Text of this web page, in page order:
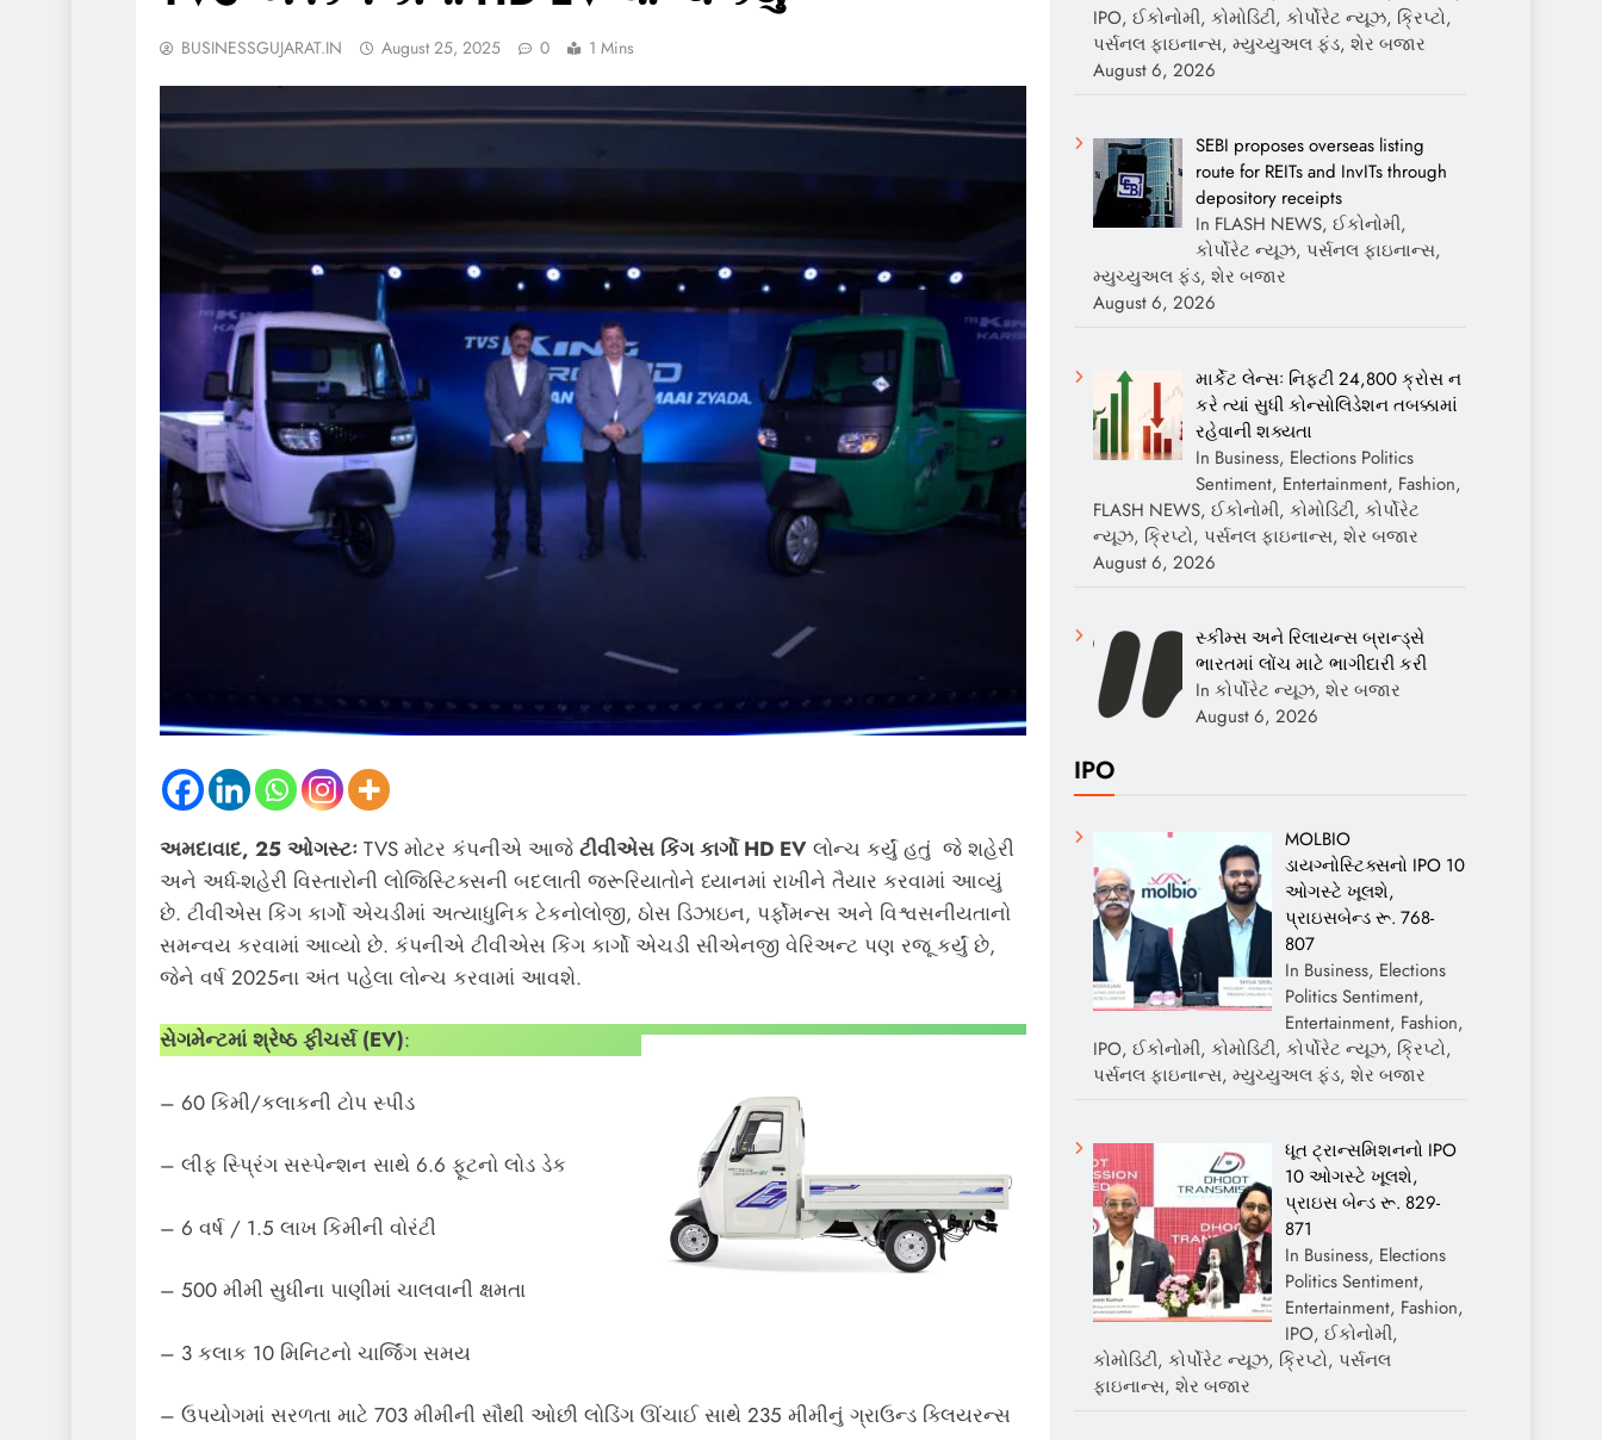
BUSINESSGUJARAT.IN August 25, 2025 0 1 Mins
અમદાવાદ, 25 ઓગસ્ટઃ TVS મોટર કંપનીએ આજે ટીવીએસ કિંગ કાર્ગો HD EV લોન્ચ કર્યું હતું જે શહેરી
અને અર્ધ-શહેરી વિસ્તારોની લોજિસ્ટિક્સની બદલાતી જરૂરિયાતોને ધ્યાનમાં રાખીને તૈયાર કરવામાં આવ્યું
છે. ટીવીએસ કિંગ કાર્ગો એચડીમાં અત્યાધુનિક ટેકનોલોજી, ઠોસ ડિઝાઇન, પર્ફોમન્સ અને વિશ્વસનીયતાનો
સમન્વય કરવામાં આવ્યો છે. કંપનીએ ટીવીએસ કિંગ કાર્ગો એચડી સીએનજી વેરિઅન્ટ પણ રજૂ કર્યું છે,
જેને વર્ષ 2025ના અંત પહેલા લોન્ચ કરવામાં આવશે.
સેગમેન્ટમાં શ્રેષ્ઠ ફીચર્સ (EV):
– 60 કિમી/કલાકની ટોપ સ્પીડ
– લીફ સ્પ્રિંગ સસ્પેન્શન સાથે 6.6 ફૂટનો લોડ ડેક
– 6 વર્ષ / 1.5 લાખ કિમીની વોરંટી
– 500 મીમી સુધીના પાણીમાં ચાલવાની ક્ષમતા
– 3 કલાક 10 મિનિટનો ચાર્જિંગ સમય
– ઉપયોગમાં સરળતા માટે 703 મીમીની સૌથી ઓછી લોડિંગ ઊંચાઈ સાથે 235 મીમીનું ગ્રાઉન્ડ ક્લિયરન્સ
IPO, ઈકોનોમી, કોમોડિટી, કોર્પોરેટ ન્યૂઝ, ક્રિપ્ટો,
પર્સનલ ફાઇનાન્સ, મ્યુચ્યુઅલ ફંડ, શેર બજાર
August 6, 2026
SEBI proposes overseas listing
route for REITs and InvITs through
depository receipts
In FLASH NEWS, ઈકોનોમી,
કોર્પોરેટ ન્યૂઝ, પર્સનલ ફાઇનાન્સ,
મ્યુચ્યુઅલ ફંડ, શેર બજાર
August 6, 2026
માર્કેટ લેન્સઃ નિફ્ટી 24,800 ક્રોસ ન
કરે ત્યાં સુધી કોન્સોલિડેશન તબક્કામાં
રહેવાની શક્યતા
In Business, Elections Politics
Sentiment, Entertainment, Fashion,
FLASH NEWS, ઈકોનોમી, કોમોડિટી, કોર્પોરેટ
ન્યૂઝ, ક્રિપ્ટો, પર્સનલ ફાઇનાન્સ, શેર બજાર
August 6, 2026
સ્કીમ્સ અને રિલાયન્સ બ્રાન્ડ્સે
ભારતમાં લોંચ માટે ભાગીદારી કરી
In કોર્પોરેટ ન્યૂઝ, શેર બજાર
August 6, 2026
IPO
MOLBIO
ડાયગ્નોસ્ટિક્સનો IPO 10
ઓગસ્ટે ખૂલશે,
પ્રાઇસબેન્ડ રૂ. 768-
807
In Business, Elections
Politics Sentiment,
Entertainment, Fashion,
IPO, ઈકોનોમી, કોમોડિટી, કોર્પોરેટ ન્યૂઝ, ક્રિપ્ટો,
પર્સનલ ફાઇનાન્સ, મ્યુચ્યુઅલ ફંડ, શેર બજાર
ધૂત ટ્રાન્સમિશનનો IPO
10 ઓગસ્ટે ખૂલશે,
પ્રાઇસ બેન્ડ રૂ. 829-
871
In Business, Elections
Politics Sentiment,
Entertainment, Fashion,
IPO, ઈકોનોમી,
કોમોડિટી, કોર્પોરેટ ન્યૂઝ, ક્રિપ્ટો, પર્સનલ
ફાઇનાન્સ, શેર બજાર